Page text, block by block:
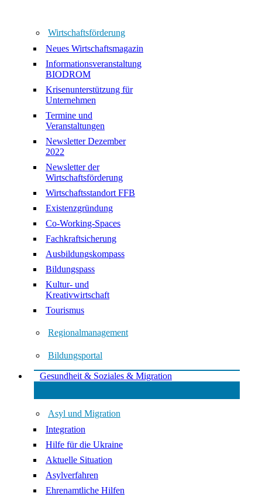
Wirtschaftsförderung
Neues Wirtschaftsmagazin
Informationsveranstaltung
BIODROM
Krisenunterstützung für
Unternehmen
Termine und
Veranstaltungen
Newsletter Dezember
2022
Newsletter der
Wirtschaftsförderung
Wirtschaftsstandort FFB
Existenzgründung
Co-Working-Spaces
Fachkraftsicherung
Ausbildungskompass
Bildungspass
Kultur- und
Kreativwirtschaft
Tourismus
Regionalmanagement
Bildungsportal
Gesundheit & Soziales & Migration
Asyl und Migration
Integration
Hilfe für die Ukraine
Aktuelle Situation
Asylverfahren
Ehrenamtliche Hilfen